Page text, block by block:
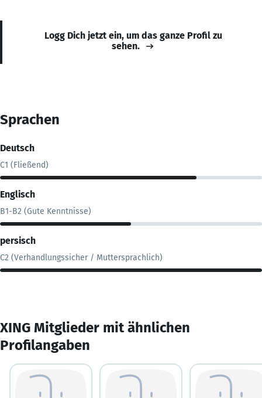
Logg Dich jetzt ein, um das ganze Profil zu
sehen.
Sprachen
Deutsch
C1 (Fließend)
Englisch
B1-B2 (Gute Kenntnisse)
persisch
C2 (Verhandlungssicher / Muttersprachlich)
XING Mitglieder mit ähnlichen
Profilangaben